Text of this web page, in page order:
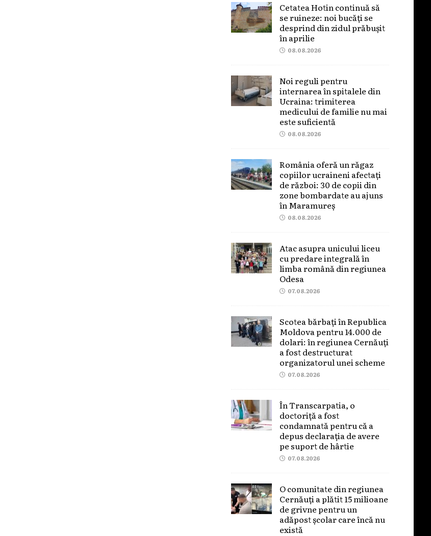
Cetatea Hotin continuă să
se ruineze: noi bucăți se
desprind din zidul prăbușit
în aprilie
08.08.2026
Noi reguli pentru
internarea în spitalele din
Ucraina: trimiterea
medicului de familie nu mai
este suficientă
08.08.2026
România oferă un răgaz
copiilor ucraineni afectați
de război: 30 de copii din
zone bombardate au ajuns
în Maramureș
08.08.2026
Atac asupra unicului liceu
cu predare integrală în
limba română din regiunea
Odesa
07.08.2026
Scotea bărbați în Republica
Moldova pentru 14.000 de
dolari: în regiunea Cernăuți
a fost destructurat
organizatorul unei scheme
07.08.2026
În Transcarpatia, o
doctoriță a fost
condamnată pentru că a
depus declarația de avere
pe suport de hârtie
07.08.2026
O comunitate din regiunea
Cernăuți a plătit 15 milioane
de grivne pentru un
adăpost școlar care încă nu
există